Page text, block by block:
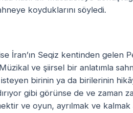
koyduklarını söyledi.
İran’ın Seqiz kentinden gelen
ve şiirsel bir anlatımla
birinin ya da birilerinin
gibi görünse de ve zaman
ve oyun, ayrılmak ve kalmak